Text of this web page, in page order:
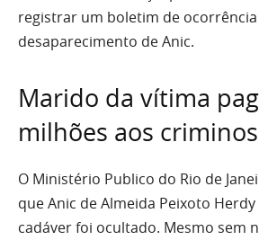
registrar um boletim de
desaparecimento de Anic.
Marido da vítima
milhões aos
O Ministério Publico do Rio de
que Anic de Almeida Peixoto
cadáver foi ocultado. Mesmo sem